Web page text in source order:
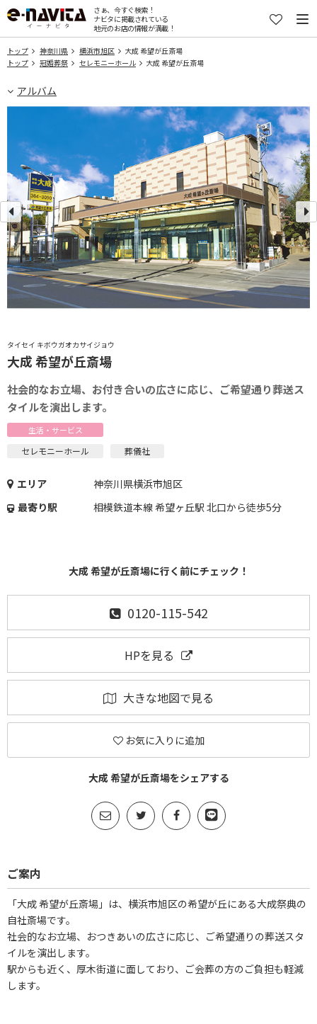
さぁ、今すぐ検索！
ナビタに掲載されている
地元のお店の情報が満載！
トップ 神奈川県 横浜市旭区
大成 希望が丘斎場
トップ
冠婚葬祭 セレモニーホール 大成 希望が丘斎場
アルバム
タイセイ キボウガオカサイジョウ
大成 希望が丘斎場
社会的なお立場、お付き合いの広さに応じ、ご希望通り葬送ス
タイルを演出します。
生活・サービス
セレモニーホール 葬儀社
エリア
神奈川県横浜市旭区
最寄り駅
相模鉄道本線 希望ヶ丘駅 北口から徒歩5分
大成 希望が丘斎場に行く前にチェック！
0120-115-542
HPを見る
大きな地図で見る
お気に入りに追加
大成 希望が丘斎場をシェアする
ご案内
「大成 希望が丘斎場」は、横浜市旭区の希望が丘にある大成祭典の
自社斎場です。
社会的なお立場、おつきあいの広さに応じ、ご希望通りの葬送スタ
イルを演出します。
駅からも近く、厚木街道に面しており、ご会葬の方のご負担も軽減
します。